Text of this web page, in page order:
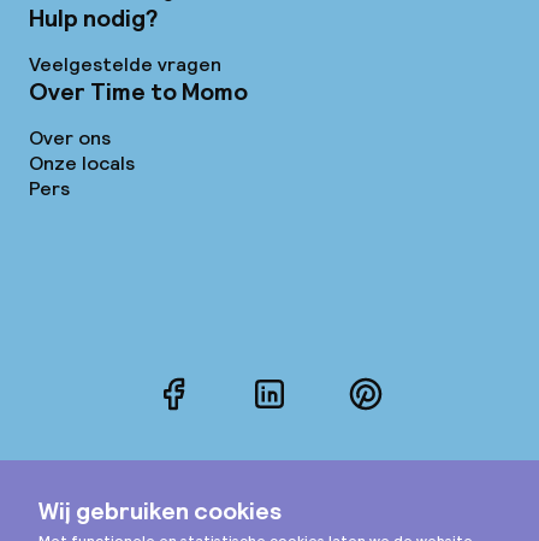
Hulp nodig?
Veelgestelde vragen
Over Time to Momo
Over ons
Onze locals
Pers
FacebookLinkedInPinterest
Instagram